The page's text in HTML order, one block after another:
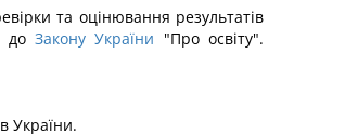
та оцінювання результатів
доЗакону України "Про освіту".
України.